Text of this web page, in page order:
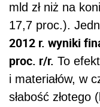
mld zł niż na
17,7 proc.).
2012 r. wyniki
proc. r/r. To
i materiałów, w
słabość